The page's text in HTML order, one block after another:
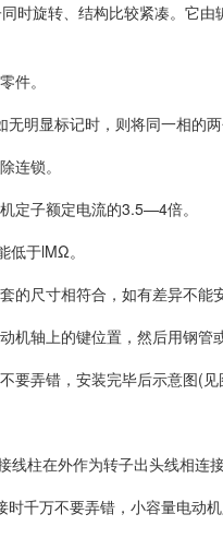
时旋转、结构比较紧凑。它
件。
明显标记时，则将同一相的
连锁。
定子额定电流的3.5—4倍。
低于lMΩ。
尺寸相符合，如有差异不能
轴上的键位置，然后用钢管
弄错，安装完毕后示意图(见
柱在外作为转子出头线相连接
千万不要弄错，小容量电动机